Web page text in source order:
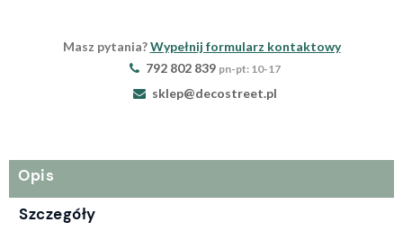
Masz pytania?Wypełnij formularz kontaktowy
792 802 839 pn-pt: 10-17
sklep@decostreet.pl
Opis
Szczegóły